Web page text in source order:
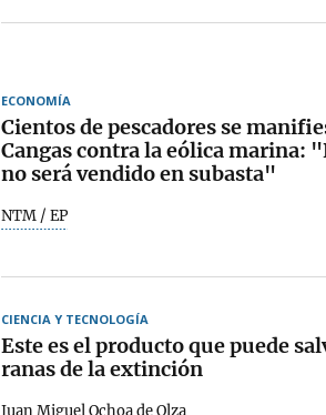
ECONOMÍA
Cientos de pescadores se
Cangas contra la eólica marina:
no será vendido en subasta"
NTM / EP
CIENCIA Y TECNOLOGÍA
Este es el producto que puede
ranas de la extinción
Juan Miguel Ochoa de Olza